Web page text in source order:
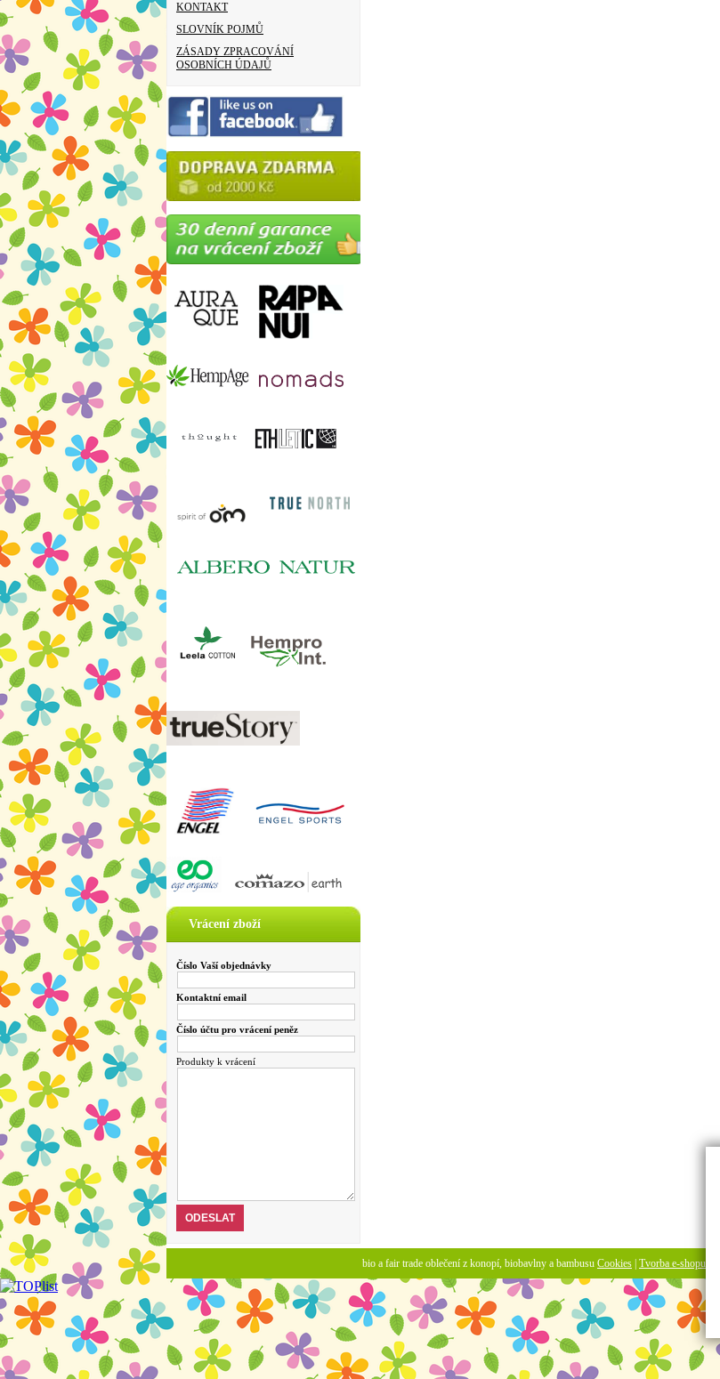
KONTAKT
SLOVNÍK POJMŮ
ZÁSADY ZPRACOVÁNÍ
OSOBNÍCH ÚDAJŮ
Vrácení zboží
Číslo Vaší objednávky
Kontaktní email
Číslo účtu pro vrácení peněz
Produkty k vrácení
bio a fair trade oblečení z konopí, biobavlny a bambusu Cookies Tvorba e-shopu